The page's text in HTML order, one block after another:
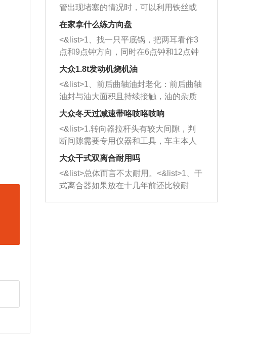
管出现堵塞的情况时，可以利用铁丝或
者是细棍，直接将杂物给取出来，如果
堵塞情况比较严重，也可以采取应急措
施。 <&list>2、直接利用木棍将所有的
杂物推到排气管里面的位置处，然后将
三元催化器拆解开，就可以将堵塞的东
西取出来。但如果是因为积碳过多引起
的堵塞，就需要将三元催化器泡在草酸
洗剂对堵塞的情况得到解决，将清洗剂
放在燃油箱中，与燃油混合后，车辆启
动时，就可以和汽油一起进入到燃烧
室，最后形成废气排出，就可以让三元
催化器得到清洗，排气管堵塞的情况就
能够得到解决。
在家拿什么练方向盘
<&list>1、找一只平底锅，把两耳看作3
点和9点钟方向，同时在6点钟和12点钟
方向做一个标记。 <&list>2、双手握住
一圈半的练习，往右同样也要打相同的
圈数。 <&list>3、最后强调要反复练
习，这样就可以形成肌肉记忆，在真实
驾驶车辆时，不需要记忆也能打好方
向。
大众1.8t发动机烧机油
<&list>1、前后曲轴油封老化：前后曲轴
油封与油大面积且持续接触，油的杂质
和发动机内持续温度变化使其密封效果
逐渐减弱，导致渗油或漏油。<&list>2、
活塞间隙过大：积碳会使活塞环与缸体
的间隙扩大，导致机油流入燃烧室中，
造成烧机油。<&list>3、机油粘度。使用
机油粘度过小的话，同样会有烧机油现
象，机油粘度过小具有很好的流动性，
大众冬天过减速带咯吱咯吱响
<&list>1.转向器拉杆头有较大间隙，判
断间隙需要专用仪器和工具，车主本人
无法制作，需要将车辆送到修理厂或4s
店；<&list>2.车辆半轴套管防尘罩破
裂，破裂后会出现漏油现象，使半轴磨
损严重，磨损的半轴容易损坏，产生异
响；<&list>3.稳定器的转向胶套和球头
大众干式双离合耐用吗
<&list>总体而言不太耐用。<&list>1、干
式离合器如果放在十几年前还比较耐